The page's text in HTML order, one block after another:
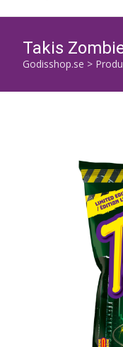
Takis
Godisshop.se >